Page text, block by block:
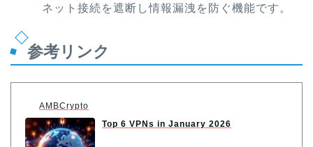
ネット接続を遮断し情報漏洩を防ぐ機能です。
参考リンク
AMBCrypto
Top 6 VPNs in January 2026